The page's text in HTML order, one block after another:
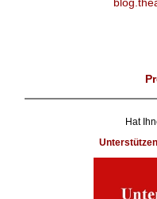
Hat